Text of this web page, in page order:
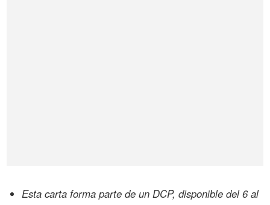
Esta carta forma parte de un DCP, disponible del 6 al